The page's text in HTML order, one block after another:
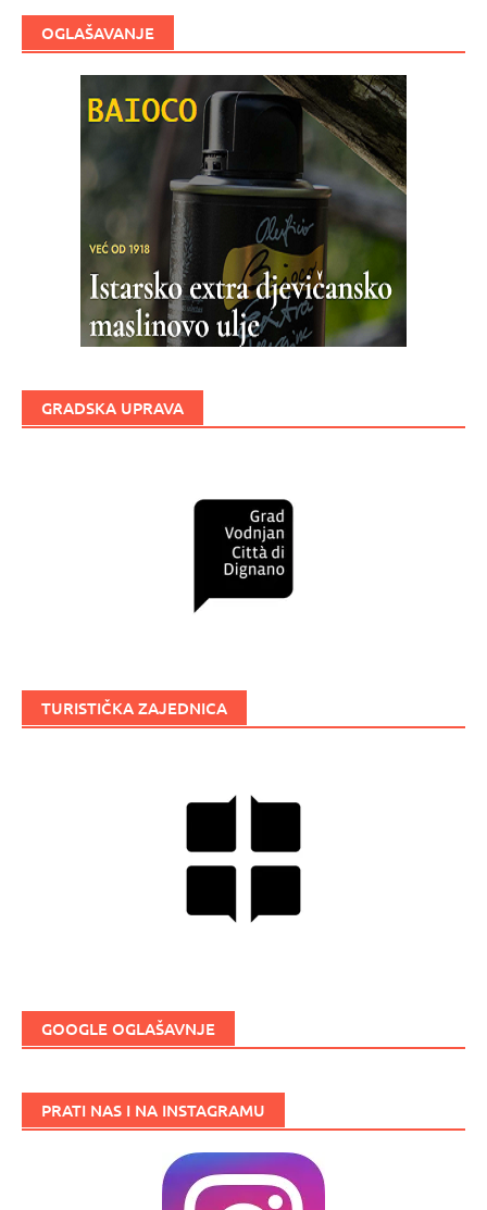
OGLAŠAVANJE
GRADSKA UPRAVA
TURISTIČKA ZAJEDNICA
GOOGLE OGLAŠAVNJE
PRATI NAS I NA INSTAGRAMU